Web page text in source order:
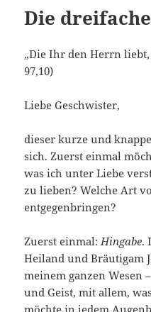
Die
„Die Ihr den Herrn liebt,
97,10)
Liebe Geschwister,
dieser kurze und
sich. Zuerst einmal
was ich unter Liebe
zu lieben? Welche Art
entgegenbringen?
Zuerst einmal:Hingabe.
Heiland und Bräutigam
meinem ganzen Wesen
und Geist, mit allem,